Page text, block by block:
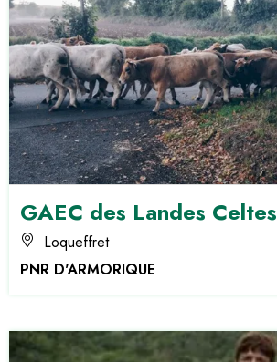
GAEC des Landes Celtes
Loqueffret
PNR D'ARMORIQUE